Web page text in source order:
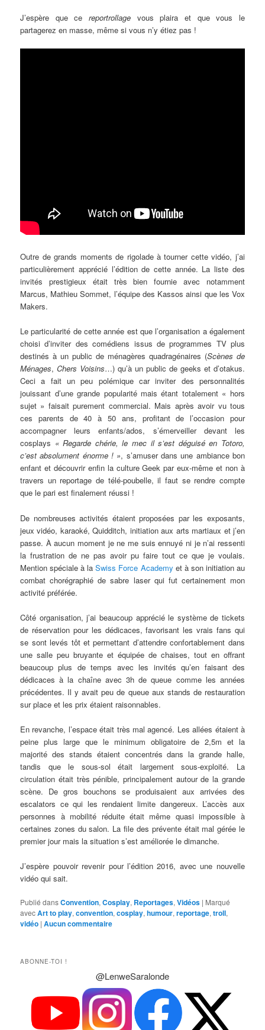
J’espère que cereportrollage vous plaira et que vous le
partagerez en masse, même si vous n’y étiez pas !
Outre de grands moments de rigolade à tourner cette vidéo, j’ai
particulièrement apprécié l’édition de cette année. La liste des
invités prestigieux était très bien fournie avec notamment
Marcus, Mathieu Sommet, l’équipe des Kassos ainsi que les Vox
Makers.
Le particularité de cette année est que l’organisation a également
choisi d’inviter des comédiens issus de programmes TV plus
destinés à un public de ménagères quadragénaires (Scènes de
Ménages,Chers Voisins…) qu’à un public de geeks et d’otakus.
Ceci a fait un peu polémique car inviter des personnalités
jouissant d’une grande popularité mais étant totalement « hors
sujet » faisait purement commercial. Mais après avoir vu tous
ces parents de 40 à 50 ans, profitant de l’occasion pour
accompagner leurs enfants/ados, s’émerveiller devant les
cosplays « Regarde chérie, le mec il s’est déguisé en Totoro,
c’est absolument énorme ! », s’amuser dans une ambiance bon
enfant et découvrir enfin la culture Geek par eux-même et non à
travers un reportage de télé-poubelle, il faut se rendre compte
que le pari est finalement réussi !
De nombreuses activités étaient proposées par les exposants,
jeux vidéo, karaoké, Quidditch, initiation aux arts martiaux et j’en
passe. À aucun moment je ne me suis ennuyé ni je n’ai ressenti
la frustration de ne pas avoir pu faire tout ce que je voulais.
Mention spéciale à laSwiss Force Academy et à son initiation au
combat chorégraphié de sabre laser qui fut certainement mon
activité préférée.
Côté organisation, j’ai beaucoup apprécié le système de tickets
de réservation pour les dédicaces, favorisant les vrais fans qui
se sont levés tôt et permettant d’attendre confortablement dans
une salle peu bruyante et équipée de chaises, tout en offrant
beaucoup plus de temps avec les invités qu’en faisant des
dédicaces à la chaîne avec 3h de queue comme les années
précédentes. Il y avait peu de queue aux stands de restauration
sur place et les prix étaient raisonnables.
En revanche, l’espace était très mal agencé. Les allées étaient à
peine plus large que le minimum obligatoire de 2,5m et la
majorité des stands étaient concentrés dans la grande halle,
tandis que le sous-sol était largement sous-exploité. La
circulation était très pénible, principalement autour de la grande
scène. De gros bouchons se produisaient aux arrivées des
escalators ce qui les rendaient limite dangereux. L’accès aux
personnes à mobilité réduite était même quasi impossible à
certaines zones du salon. La file des prévente était mal gérée le
premier jour mais la situation s’est améliorée le dimanche.
J’espère pouvoir revenir pour l’édition 2016, avec une nouvelle
vidéo qui sait.
Publié dansConvention,Cosplay, Reportages,Vidéos | Marqué
avecArt to play,convention,cosplay,humour,reportage,troll,
vidéo |Aucun commentaire
ABONNE-TOI !
@LenweSaralonde